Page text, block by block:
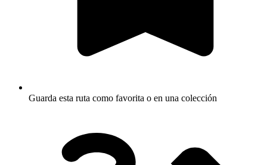
Guarda esta ruta como favorita o en una colección